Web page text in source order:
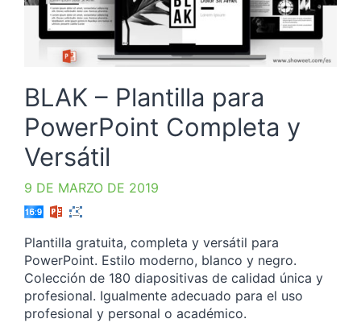
BLAK – Plantilla para
PowerPoint Completa y
Versátil
9 DE MARZO DE 2019
Plantilla gratuita, completa y versátil para
PowerPoint. Estilo moderno, blanco y negro.
Colección de 180 diapositivas de calidad única y
profesional. Igualmente adecuado para el uso
profesional y personal o académico.